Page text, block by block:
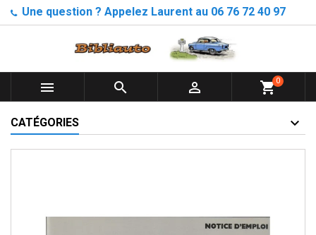
Une question ? Appelez Laurent au 06 76 72 40 97
   shopping_cart0
CATÉGORIES